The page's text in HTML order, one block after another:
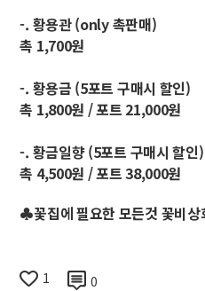
-. 황용관 (only 촉판매)
촉 1,700원
-. 황용금 (5포트 구매시 할인)
촉 1,800원 / 포트 21,000원
-. 황금일향 (5포트 구매시 할인)
촉 4,500원 / 포트 38,000원
♣꽃집에 필요한 모든것 꽃비상
1 0